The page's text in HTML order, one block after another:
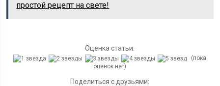
простой рецепт на свете!
Оценка статьи:
(пока
оценок нет)
Поделиться с друзьями: